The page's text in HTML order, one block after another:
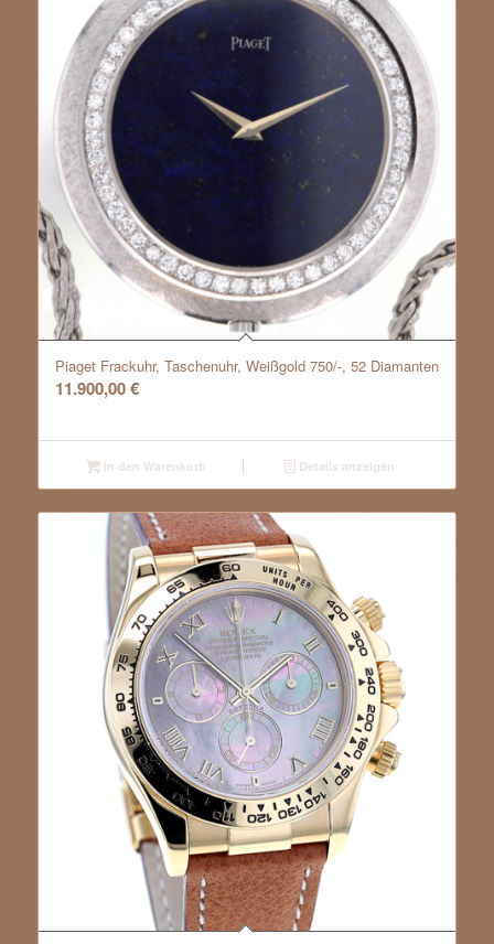
Piaget Frackuhr, Taschenuhr, Weißgold 750/-, 52 Diamanten
11.900,00€
In den Warenkorb Details anzeigen